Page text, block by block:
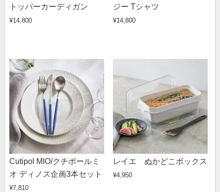
トッパーカーディガン
¥14,800
ジー Tシャツ
¥14,800
Cutipol MIO/クチポールミ
オ ディノス企画3本セット
¥7,810
レイエ ぬかどこボックス
¥4,950